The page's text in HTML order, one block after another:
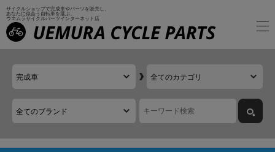
サイクルショップで完成車やパーツを販売し、
あなたに似合う自転車を選ぶ、
ウエムラサイクルパーツインターネット店